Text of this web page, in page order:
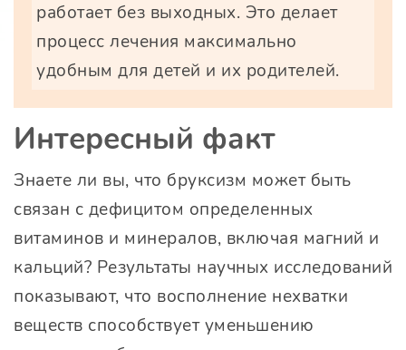
работает без выходных. Это делает
процесс лечения максимально
удобным для детей и их родителей.
Интересный факт
Знаете ли вы, что бруксизм может быть
связан с дефицитом определенных
витаминов и минералов, включая магний и
кальций? Результаты научных исследований
показывают, что восполнение нехватки
веществ способствует уменьшению